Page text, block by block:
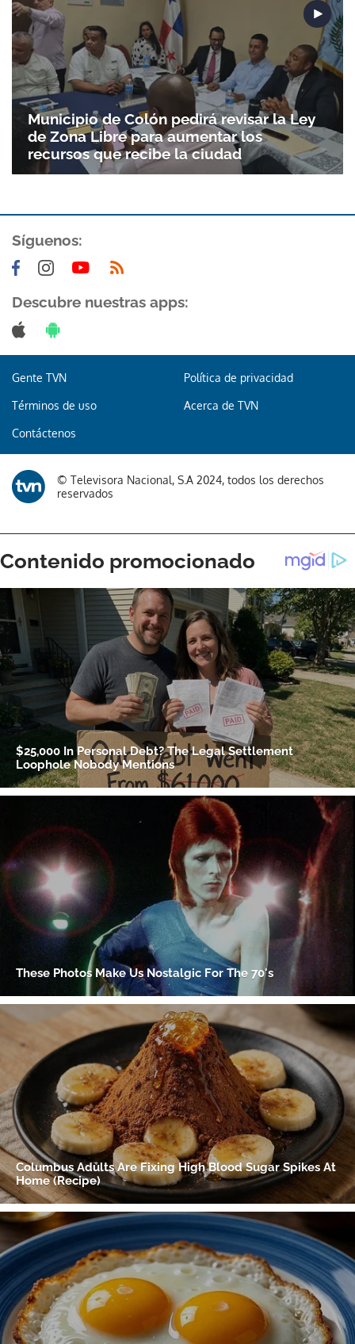
Gracias por suscribirte a nuestro boletín.
Municipio de Colón pedirá revisar la Ley
de Zona Libre para aumentar los
recursos que recibe la ciudad
Síguenos:
Descubre nuestras apps:
Gente TVN Política de privacidad
Términos de uso Acerca de TVN
Contáctenos
© Televisora Nacional, S.A 2024, todos los derechos
reservados